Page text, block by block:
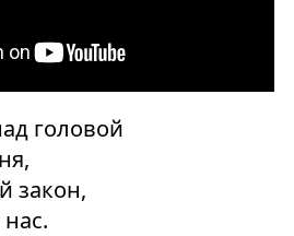
головой
закон,